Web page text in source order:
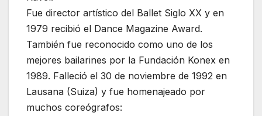
Fue director artístico del Ballet Siglo XX y en
1979 recibió el Dance Magazine Award.
También fue reconocido como uno de los
mejores bailarines por la Fundación Konex en
1989. Falleció el 30 de noviembre de 1992 en
Lausana (Suiza) y fue homenajeado por
muchos coreógrafos: